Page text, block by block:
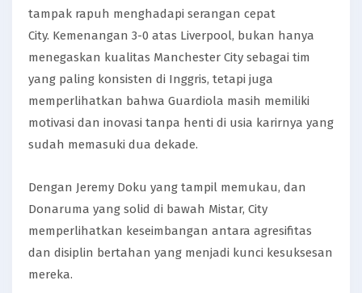
tampak rapuh menghadapi serangan cepat
City. Kemenangan 3-0 atas Liverpool, bukan hanya
menegaskan kualitas Manchester City sebagai tim
yang paling konsisten di Inggris, tetapi juga
memperlihatkan bahwa Guardiola masih memiliki
motivasi dan inovasi tanpa henti di usia karirnya yang
sudah memasuki dua dekade.
Dengan Jeremy Doku yang tampil memukau, dan
Donaruma yang solid di bawah Mistar, City
memperlihatkan keseimbangan antara agresifitas
dan disiplin bertahan yang menjadi kunci kesuksesan
mereka.